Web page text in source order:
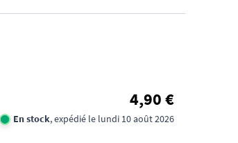
4,90 €
En stock, expédié le lundi 10 août 2026